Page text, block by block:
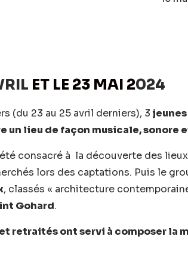
ET LE 23 MAI 2024
(du 23 au 25 avril derniers), 3
un lieu de façon musicale, sonore
été consacré à la découverte des
lors des captations. Puis le
, classés « architecture
Gohard.
retraités ont servi à composer la